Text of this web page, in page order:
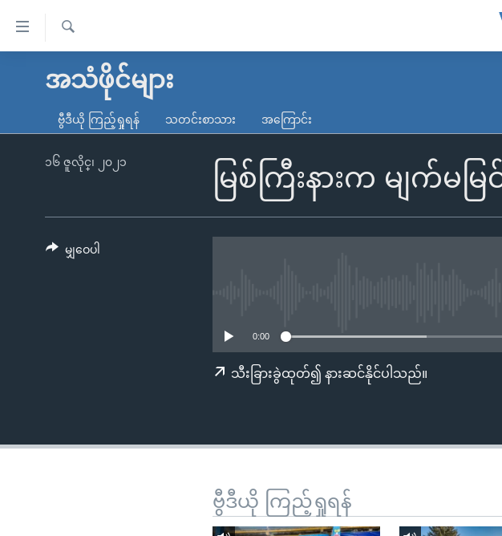
လွယ်ကူ
သည့်
ကျော်
မူလစာမျက်နှာ
ကမ္ဘာ့သတင်းများ
နိုင်ငံတကာ
တရုတ်
အစ္စရေး-ပါလက်စတိုင်း
ရပ်ဝန်းတခု လမ်းတခု အလွန်
အင်္ဂလိပ်စာလေ့လာမယ်
ရ
အသံဖိုင်များ
ဗွီဒီယို ကြည့်ရှုရန် သတင်းစာသား အကြောင်း
မြစ်ကြီးနားက မျက်မ
၁၆ ဇူလိုင္၊ ၂၀၂၁
0:00
သီးခြားခွဲထုတ်၍ နားဆင်နိုင်ပါသည်။
မျှဝေပါ
ဗွီဒီယို ကြည့်ရှုရန်